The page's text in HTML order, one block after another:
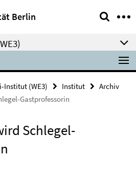
Berlin
Institut (WE3) Institut
Archiv
Gastprofessorin
Schlegel-